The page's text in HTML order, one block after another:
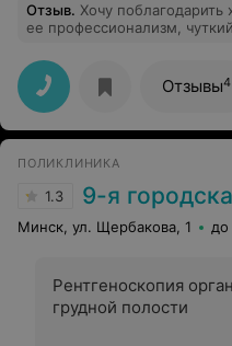
Отзыв. Хочу поблагодарить хирурга Нину Сергеевну за
ее профессионализм, чуткий и внимательный подход к
Отзывы4
ПОЛИКЛИНИКА
1.3 9-я городская
Минск, ул. Щербакова, 1
Рентгеноскопия
грудной полости